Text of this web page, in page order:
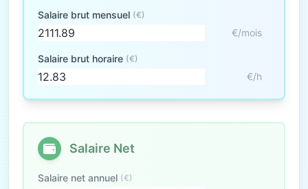
Salaire brut mensuel (€)
€/mois
Salaire brut horaire (€)
€/h
Salaire Net
Salaire net annuel (€)